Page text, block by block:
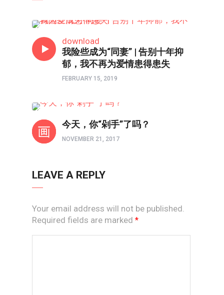
download
我险些成为“同妻” | 告别十年抑
郁，我不再为爱情患得患失
FEBRUARY 15, 2019
今天，你“剁手”了吗？
NOVEMBER 21, 2017
LEAVE A REPLY
Your email address will not be published.
Required fields are marked *